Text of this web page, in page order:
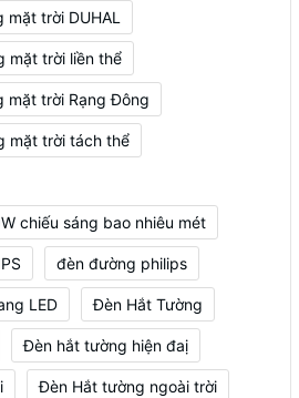
trời DUHAL
mặt trời liền thể
mặt trời Rạng Đông
mặt trời tách thể
chiếu sáng bao nhiêu mét
đèn đường philips
LED Đèn Hắt Tường
Đèn hắt tường hiện đaị
Đèn Hắt tường ngoài trời